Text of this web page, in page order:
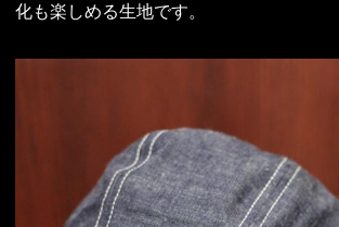
化も楽しめる生地です。